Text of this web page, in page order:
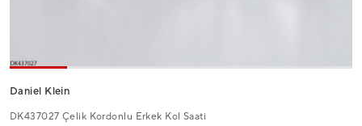
Daniel Klein
DK437027 Çelik Kordonlu Erkek Kol Saati